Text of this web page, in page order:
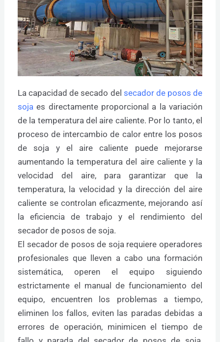
La capacidad de secado del secador de posos de
soja es directamente proporcional a la variación
de la temperatura del aire caliente. Por lo tanto, el
proceso de intercambio de calor entre los posos
de soja y el aire caliente puede mejorarse
aumentando la temperatura del aire caliente y la
velocidad del aire, para garantizar que la
temperatura, la velocidad y la dirección del aire
caliente se controlan eficazmente, mejorando así
la eficiencia de trabajo y el rendimiento del
secador de posos de soja.
El secador de posos de soja requiere operadores
profesionales que lleven a cabo una formación
sistemática, operen el equipo siguiendo
estrictamente el manual de funcionamiento del
equipo, encuentren los problemas a tiempo,
eliminen los fallos, eviten las paradas debidas a
errores de operación, minimicen el tiempo de